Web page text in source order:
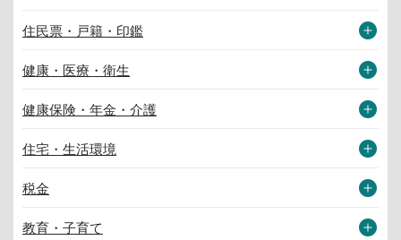
住民票・戸籍・印鑑
健康・医療・衛生
健康保険・年金・介護
住宅・生活環境
税金
教育・子育て